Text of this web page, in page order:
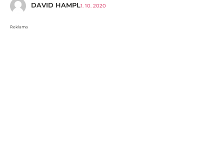
DAVID HAMPL1. 10. 2020
Reklama